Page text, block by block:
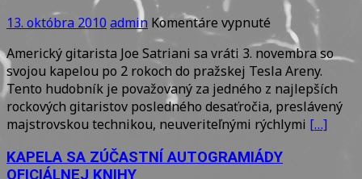
13. októbra 2010 admin Komentáre vypnuté
GITARISTA
CHICKENFOOT
V
PRAHE
A
VO
Americký gitarista Joe Satriani sa vráti 3. novembra so
svojou kapelou po 2 rokoch do pražskej Tesla Areny.
Tento hudobník je považovaný za jedného z najlepších
rockových gitaristov posledného desaťročia, preslávený
majstrovskou technikou, neuveriteľnými rýchlymi […]
KAPELA SA ZÚČASTNÍ AUTOGRAMIÁDY
OFICIÁLNEJ KNIHY